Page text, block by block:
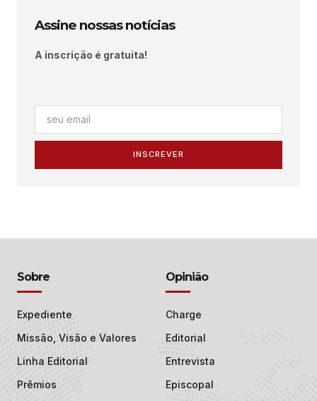
Assine nossas notícias
A inscrição é gratuita!
INSCREVER
Sobre
Expediente
Missão, Visão e Valores
Linha Editorial
Prêmios
Opinião
Charge
Editorial
Entrevista
Episcopal